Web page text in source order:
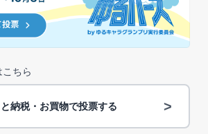
ちら
納税・お買物で投票する >